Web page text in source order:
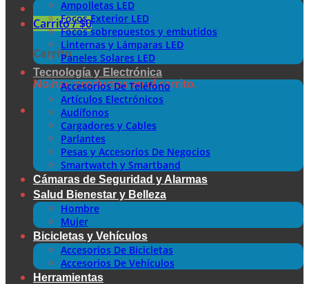
Carrito /$0
Carrito
No hay productos en el carrito.
Ampolletas LED
Focos Exterior LED
Focos sobrepuestos y embutidos
Linternas y Lámparas LED
Paneles Solares LED
Tecnología y Electrónica
Accesorios De Teléfono
Artículos Electrónicos
Audífonos
Cargadores y Cables
Parlantes
Pesas y Accesorios De Negocios
Smartwatch y Smartband
Cámaras de Seguridad y Alarmas
Salud Bienestar y Belleza
Hombre
Mujer
Bicicletas y Vehículos
Accesorios De Bicicletas
Accesorios De Vehículos
Herramientas